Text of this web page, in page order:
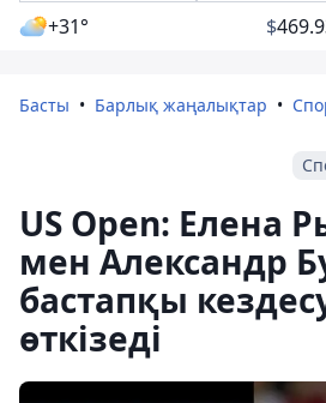
+31° $
Басты Барлық жаңалықтар
US Open: Елена
мен Александр
бастапқы
өткізеді